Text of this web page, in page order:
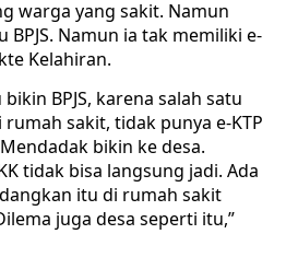
warga yang sakit. Namun
Namun ia tak memiliki e-
Kelahiran.
BPJS, karena salah satu
sakit, tidak punya e-KTP
bikin ke desa.
tidak bisa langsung jadi. Ada
itu di rumah sakit
juga desa seperti itu,”